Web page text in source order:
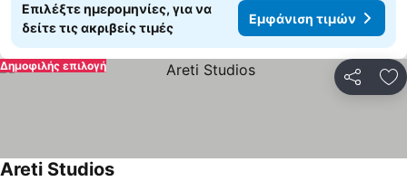
Επιλέξτε ημερομηνίες, για να
δείτε τις ακριβείς τιμές
Εμφάνιση τιμών
Δημοφιλής επιλογή
Areti Studios